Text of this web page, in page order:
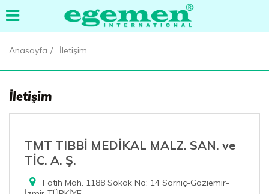
Anasayfa İletişim
İletişim
TMT TIBBİ MEDİKAL MALZ. SAN. ve
TİC. A. Ş.
Fatih Mah. 1188 Sokak No: 14 Sarnıç-Gaziemir-